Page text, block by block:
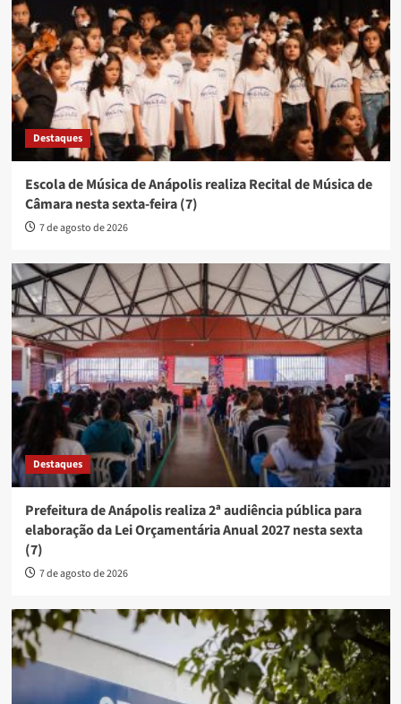
Destaques
Escola de Música de Anápolis realiza Recital de Música de
Câmara nesta sexta-feira (7)
7 de agosto de 2026
Destaques
Prefeitura de Anápolis realiza 2ª audiência pública para
elaboração da Lei Orçamentária Anual 2027 nesta sexta
(7)
7 de agosto de 2026